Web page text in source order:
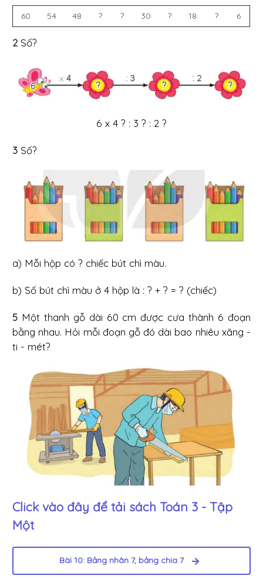
60 54 48 ? ? 30 ? 18 ? 6
2 Số?
6 x 4 ? : 3 ? : 2 ?
3 Số?
a) Mỗi hộp có ? chiếc bút chì màu.
b) Số bút chì màu ở 4 hộp là : ? + ? = ? (chiếc)
5 Một thanh gỗ dài 60 cm được cưa thành 6 đoạn
bằng nhau. Hỏi mỗi đoạn gỗ đó dài bao nhiêu xăng -
ti - mét?
Click vào đây để tải sách Toán 3 - Tập
Một
Bài 10: Bảng nhân 7, bảng chia 7